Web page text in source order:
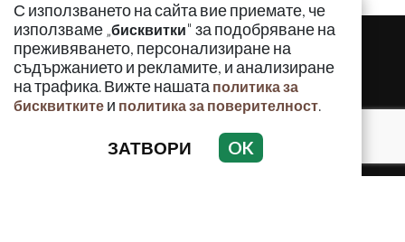
С използването на сайта вие приемате, че
използваме „бисквитки" за подобряване на
преживяването, персонализиране на
съдържанието и рекламите, и анализиране
на трафика. Вижте нашата политика за
бисквитките и политика за поверителност.
ЗАТВОРИ OK